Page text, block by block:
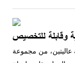
وقابلة للتخصيص
عاليتين، من مجموعة